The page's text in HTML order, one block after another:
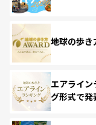
地球の歩き
エアライ
グ形式で発